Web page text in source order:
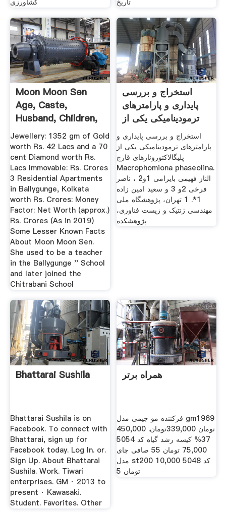
Moon Moon Sen
Age, Caste,
Husband, Children,
Jewellery: 1352 gm of Gold
worth Rs. 42 Lacs and a 70
cent Diamond worth Rs.
Lacs Immovable: Rs. Crores
3 Residential Apartments
in Ballygunge, Kolkata
worth Rs. Crores: Money
Factor: Net Worth (approx.)
Rs. Crores (As in 2019)
Some Lesser Known Facts
About Moon Moon Sen.
She used to be a teacher
in the Ballygunge '' School
and later joined the
Chitrabani School
استخراج و بررسی
پایداری و پارامترهای
ترمودینامیکی یکی از
استخراج و بررسی پایداری و
پارامترهای ترمودینامیکی یکی از
پلی­گالاکتورونازهای قارچ
Macrophomiona phaseolina.
الناز فهیمی بایرامی 1و2 ، ناصر
فرخی 2و 3 و سعید امین زاده
1*. 1 تهران، پژوهشگاه ملی
مهندسی ژنتیک و زیست فناوری،
پژوهشکده
Bhattarai Sushila
Bhattarai Sushila is on
Facebook. To connect with
Bhattarai, sign up for
Facebook today. Log In. or.
Sign Up. About Bhattarai
Sushila. Work. Tiwari
enterprises. GM · 2013 to
present · Kawasaki.
Student. Favorites. Other
همراه برتر
فرکننده مو جیمی مدل gm1969
450,000 تومان 339,000تومان.
37% کیسه رشد گیاه کد 5054
75,000 تومان 55 صافی چای
مدل st200 کد 5048 10,000
تومان 5